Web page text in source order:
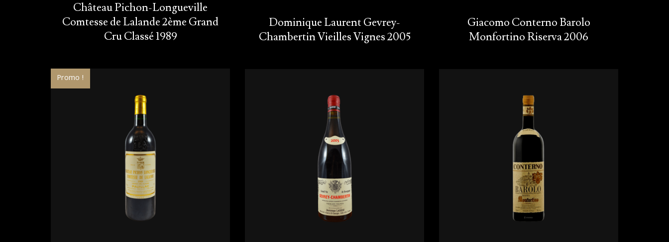
Château Pichon-Longueville
Comtesse de Lalande 2ème Grand
Cru Classé 1989
Promo !
Dominique Laurent Gevrey-
Chambertin Vieilles Vignes 2005
Giacomo Conterno Barolo
Monfortino Riserva 2006